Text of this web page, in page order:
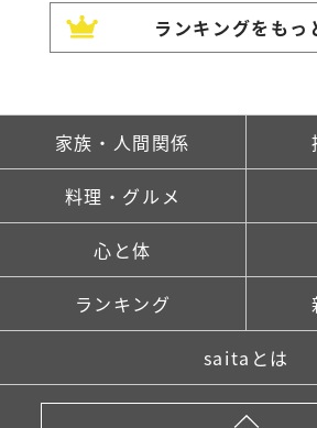
ランキングをもっ
家族・人間関係
料理・グルメ
心と体
ランキング
saitaとは